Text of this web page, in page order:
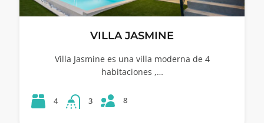
VILLA JASMINE
Villa Jasmine es una villa moderna de 4
habitaciones ,…
4 3 8